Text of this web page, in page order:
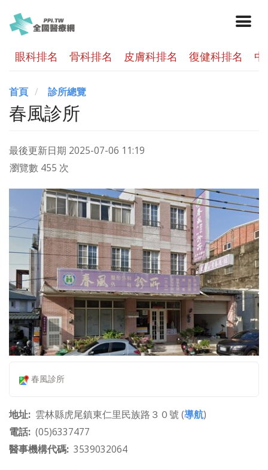
眼科排名 骨科排名 皮膚科排名 復健科排名
首頁 診所總覽
春風診所
最後更新日期 2025-07-06 11:19
瀏覽數 455 次
春風診所
地址 雲林縣虎尾鎮東仁里民族路３０號 (導航)
電話 (05)6337477
醫事機構代碼 3539032064